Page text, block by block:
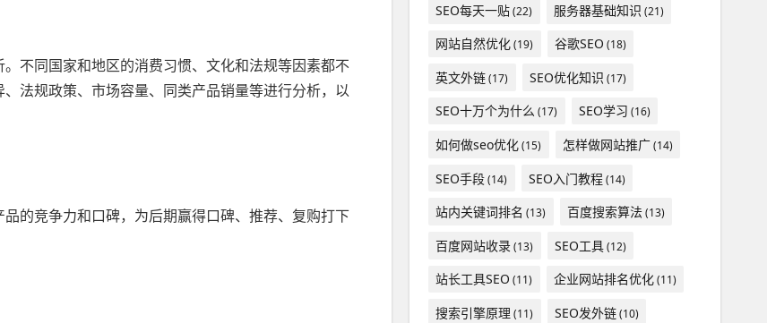
不同国家和地区的消费习惯、文化和法规等因素都不
法规政策、市场容量、同类产品销量等进行分析，以
的竞争力和口碑，为后期赢得口碑、推荐、复购打下
SEO每天一贴(22) 服务器基础知识 (21)
网站自然优化(19) 谷歌SEO (18)
英文外链(17) SEO优化知识 (17)
SEO十万个为什么 (17) SEO学习 (16)
如何做seo优化(15) 怎样做网站推广(14)
SEO手段(14) SEO入门教程(14)
站内关键词排名 (13) 百度搜索算法(13)
百度网站收录(13) SEO工具(12)
站长工具SEO (11) 企业网站排名优化(11)
搜索引擎原理 (11) SEO发外链(10)